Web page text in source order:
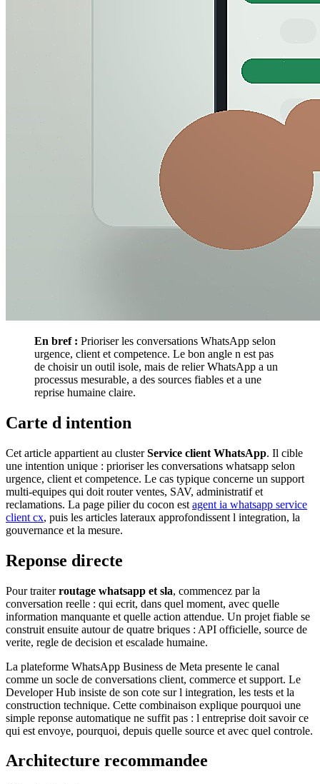
En bref : Prioriser les conversations WhatsApp selon
urgence, client et competence. Le bon angle n est pas
de choisir un outil isole, mais de relier WhatsApp a un
processus mesurable, a des sources fiables et a une
reprise humaine claire.
Carte d intention
Cet article appartient au clusterService client WhatsApp. Il cible
une intention unique : prioriser les conversations whatsapp selon
urgence, client et competence. Le cas typique concerne un support
multi-equipes qui doit router ventes, SAV, administratif et
reclamations. La page pilier du cocon est agent ia whatsapp service
client cx, puis les articles lateraux approfondissent l integration, la
gouvernance et la mesure.
Reponse directe
Pour traiterroutage whatsapp et sla, commencez par la
conversation reelle : qui ecrit, dans quel moment, avec quelle
information manquante et quelle action attendue. Un projet fiable se
construit ensuite autour de quatre briques : API officielle, source de
verite, regle de decision et escalade humaine.
La plateforme WhatsApp Business de Meta presente le canal
comme un socle de conversations client, commerce et support. Le
Developer Hub insiste de son cote sur l integration, les tests et la
construction technique. Cette combinaison explique pourquoi une
simple reponse automatique ne suffit pas : l entreprise doit savoir ce
qui est envoye, pourquoi, depuis quelle source et avec quel controle.
Architecture recommandee